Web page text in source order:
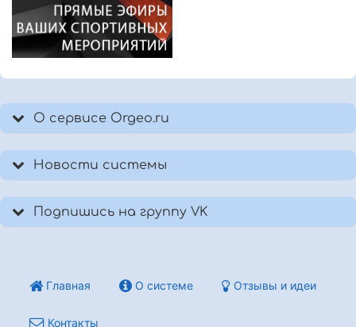
О сервисе Orgeo.ru
Новости системы
Подпишись на группу VK
Главная О системе Отзывы и идеи
Контакты